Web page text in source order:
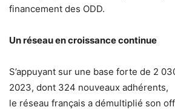
financement des ODD.
Un réseau en croissance continue
S’appuyant sur une base forte de 2
2023, dont 324 nouveaux adhérents,
le réseau français a démultiplié son